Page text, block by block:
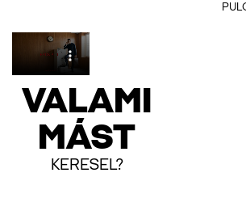
VALAMI
MÁST
KERESEL?